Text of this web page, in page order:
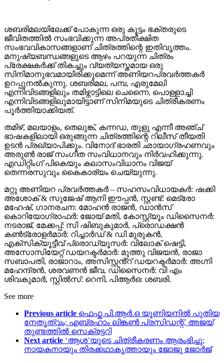
ശബരിമലയിലേക്ക് പോകുന്ന ഒരു കൂട്ടം ഭക്തരുടെ
ജീവിതത്തിൽ സംഭവിക്കുന്ന അപ്രതീക്ഷിത
സംഭവവികാസങ്ങളാണ് ചിത്രത്തിന്റെ ഇതിവൃത്തം.
മനുഷ്യബന്ധങ്ങളുടെ ആഴം പറയുന്ന ചിത്രം
പ്രേക്ഷകർക്ക് തികച്ചും വ്യത്യസ്തമായ ഒരു
സിനിമാനുഭവമായിരിക്കുമെന്ന് അണിയറപ്രവർത്തകർ
ഉറപ്പുനൽകുന്നു. ശബരിമല, പമ്പ, എരുമേലി
എന്നിവിടങ്ങളിലും തമിഴ്നാട്ടിലെ ചെന്നൈ, പൊള്ളാച്ചി
എന്നിവിടങ്ങളിലുമായിട്ടാണ് സിനിമയുടെ ചിത്രീകരണം
പൂർത്തിയാക്കിയത്.
തമിഴ്, മലയാളം, തെലുങ്ക്, കന്നഡ, തുളു എന്നീ അഞ്ച്
ഭാഷകളിലായി ഒരുങ്ങുന്ന ചിത്രത്തിന്റെ റിലീസ് തീയതി
ഉടൻ പ്രഖ്യാപിക്കും. വിനോദ് ഭാരതി ഛായാഗ്രഹണവും
അരുൺ രാജ് സംഗീത സംവിധാനവും നിർവഹിക്കുന്നു.
എഡിറ്റിംഗ് പികെയും കലാസംവിധാനം വിജയ്
തെന്നരസുവും കൈകാര്യം ചെയ്യുന്നു.
മറ്റു അണിയറ പ്രവർത്തകർ – സഹസംവിധായകർ: ഷക്കി
അശോക് & സുജേഷ് ആനി ഈപ്പൻ, സ്റ്റണ്ട്: മെട്രോ
മഹേഷ്, ഗാനരചന: മോഹൻ രാജൻ, ഡാൻസ്
കൊറിയോഗ്രാഫർ: ജോയ് മതി, കോസ്റ്റ്യൂം ഡിസൈനർ:
നടരാജ്, മേക്കപ്പ്: സി ഷിബുകുമാർ, പ്രൊഡക്ഷൻ
കൺട്രോളർമാർ: റിച്ചാർഡ് & ഡി മുരുകൻ,
എക്സിക്യൂട്ടീവ് പ്രൊഡ്യൂസർ: വിലോക് ഷെട്ടി,
അസോസിയേറ്റ് ഡയറക്ടർമാർ: മുത്തു വിജയൻ, രാജാ
സബാപതി, രാജാറാം, അസിസ്റ്റൻ്റ് ഡയറക്ടർമാർ: അഗ്നി
മഹേന്ദ്രൻ, ശരവണൻ ജീവ, ഡിസൈനർ: വി എം
ശിവകുമാർ, സ്റ്റിൽസ്: റെനി, പിആർഒ: ശബരി.
See more
Previous article ഫെഫ്ക പി.ആർ.ഒ യൂണിയനിൽ പുതിയ
നേതൃത്വം; എബ്രഹാം ലിങ്കൺ പ്രസിഡന്റ്, അജയ്
തുണ്ടത്തിൽ സെക്രട്ടറി
Next article ‘ആശ’യുടെ ചിത്രീകരണം ആരംഭിച്ചു;
നായകനായും തിരക്കഥാകൃത്തായും ജോജു ജോർജ്